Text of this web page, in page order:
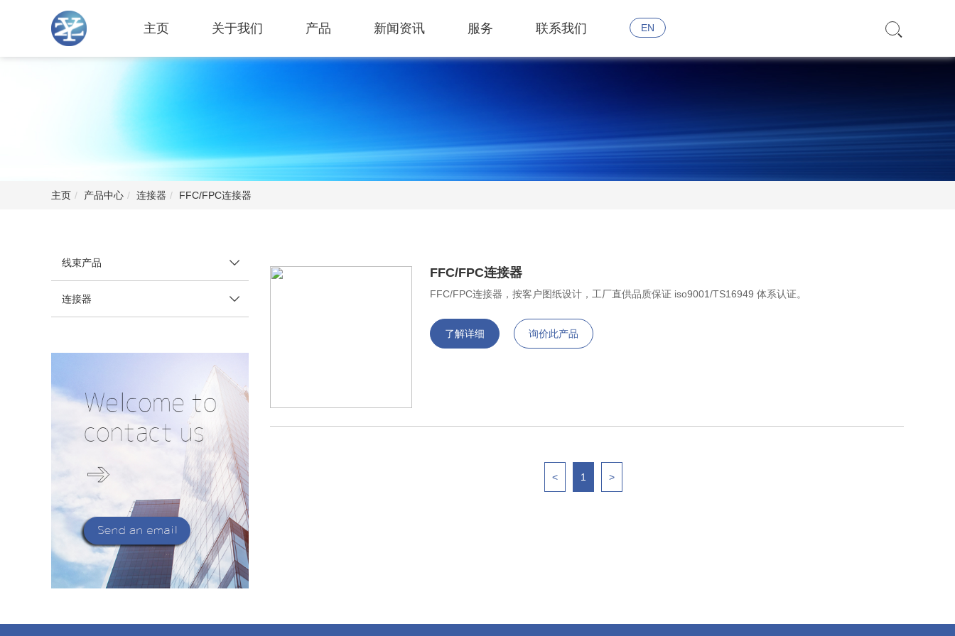
主页 关于我们 产品 新闻资讯 服务 联系我们 EN
主页 产品中心 连接器 FFC/FPC连接器
线束产品
连接器
FFC/FPC连接器
FFC/FPC连接器，按客户图纸设计，工厂直供品质保证 iso9001/TS16949 体系认证。
了解详细 询价此产品
< 1 >